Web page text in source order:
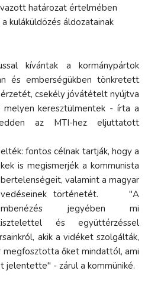
határozat értelmében
kuláküldözés áldozatainak
kívántak a kormánypártok
és emberségükben tönkretett
csekély jóvátételt nyújtva
keresztülmentek - írta a
az MTI-hez eljuttatott
fontos célnak tartják, hogy a
is megismerjék a kommunista
valamint a magyar
történetét. "A
jegyében mi
és együttérzéssel
akik a vidéket szolgálták,
őket mindattól, ami
jelentette" - zárul a kommüniké.